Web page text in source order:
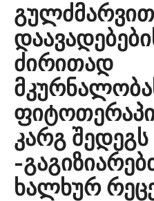
ძირითად
კარგ
-
ხალხურ